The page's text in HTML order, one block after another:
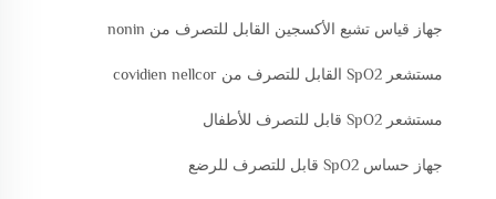
جهاز قياس تشبع الأكسجين القابل للتصرف من nonin
مستشعر SpO2 القابل للتصرف من covidien nellcor
مستشعر SpO2 قابل للتصرف للأطفال
جهاز حساس SpO2 قابل للتصرف للرضع